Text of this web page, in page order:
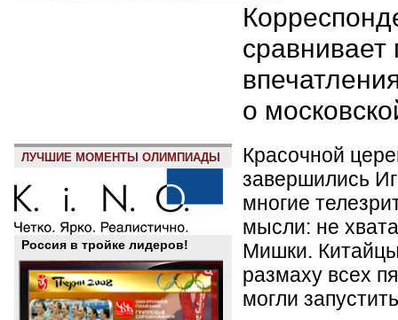
сравнивает
о
ЛУЧШИЕ МОМЕНТЫ ОЛИМПИАДЫ
Россия в тройке лидеров!
Красочной
завершились
многие
мысли: не
Мишки.
размаху всех
могли